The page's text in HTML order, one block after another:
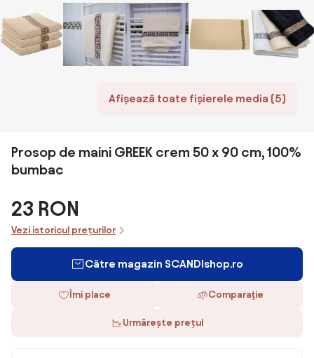
Afișează toate fișierele media (5)
Prosop de maini GREEK crem 50 x 90 cm, 100%
bumbac
23 RON
Vezi istoricul prețurilor
Către magazin SCANDIshop.ro
Îmi place Comparaţie
Urmărește prețul